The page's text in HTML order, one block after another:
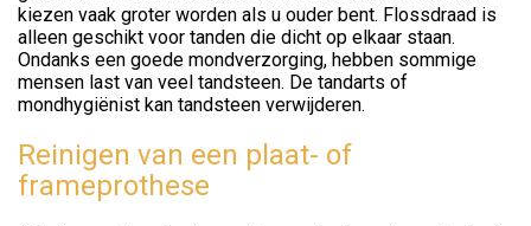
kiezen vaak groter worden als u ouder bent. Flossdraad is
alleen geschikt voor tanden die dicht op elkaar staan.
Ondanks een goede mondverzorging, hebben sommige
mensen last van veel tandsteen. De tandarts of
mondhygiënist kan tandsteen verwijderen.
Reinigen van een plaat- of
frameprothese